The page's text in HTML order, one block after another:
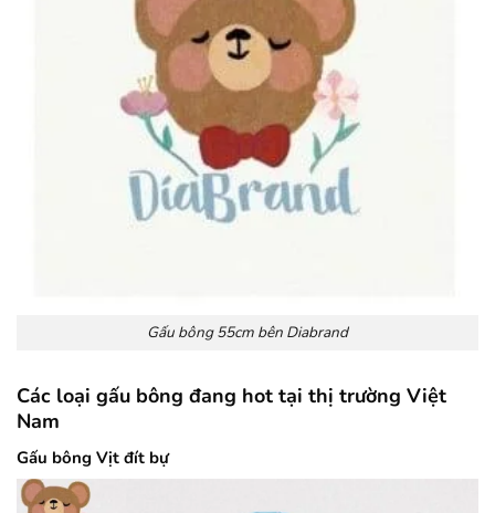
Gấu bông 55cm bên Diabrand
Các loại gấu bông đang hot tại thị trường Việt
Nam
Gấu bông Vịt đít bự